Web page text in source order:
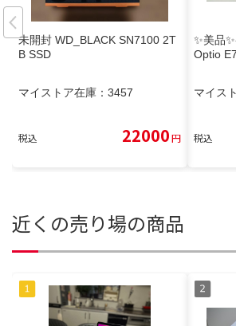
未開封 WD_BLACK SN7100 2T
B SSD
マイストア在庫： 3457
税込 22000円
✨美品
Optio
マイス
税込
近くの売り場の商品